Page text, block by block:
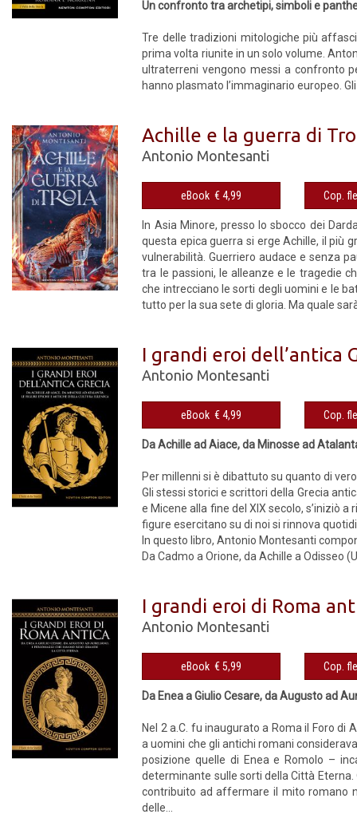
Un confronto tra archetipi, simboli e
Tre delle tradizioni mitologiche più
prima volta riunite in un solo volume.
ultraterreni vengono messi a confronto
hanno plasmato l’immaginario europeo.
Achille e la guerra di
Antonio Montesanti
eBook € 4,99
In Asia Minore, presso lo sbocco dei
questa epica guerra si erge Achille, il più
vulnerabilità. Guerriero audace e senza
tra le passioni, le alleanze e le tragedie
che intrecciano le sorti degli uomini e le
tutto per la sua sete di gloria. Ma quale
I grandi eroi dell’antica
Antonio Montesanti
eBook € 4,99
Da Achille ad Aiace, da Minosse ad
Per millenni si è dibattuto su quanto di
Gli stessi storici e scrittori della Grecia
e Micene alla fine del XIX secolo, s’iniziò
figure esercitano su di noi si rinnova
In questo libro, Antonio Montesanti
Da Cadmo a Orione, da Achille a Odisseo
I grandi eroi di Roma
Antonio Montesanti
eBook € 5,99
Da Enea a Giulio Cesare, da Augusto ad
Nel 2 a.C. fu inaugurato a Roma il Foro
a uomini che gli antichi romani
posizione quelle di Enea e Romolo –
determinante sulle sorti della Città
contribuito ad affermare il mito romano
delle...